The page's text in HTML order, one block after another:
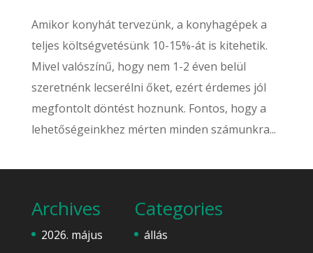
Amikor konyhát tervezünk, a konyhagépek a
teljes költségvetésünk 10-15%-át is kitehetik.
Mivel valószínű, hogy nem 1-2 éven belül
szeretnénk lecserélni őket, ezért érdemes jól
megfontolt döntést hoznunk. Fontos, hogy a
lehetőségeinkhez mérten minden számunkra...
Archives
2026. május
Categories
állás